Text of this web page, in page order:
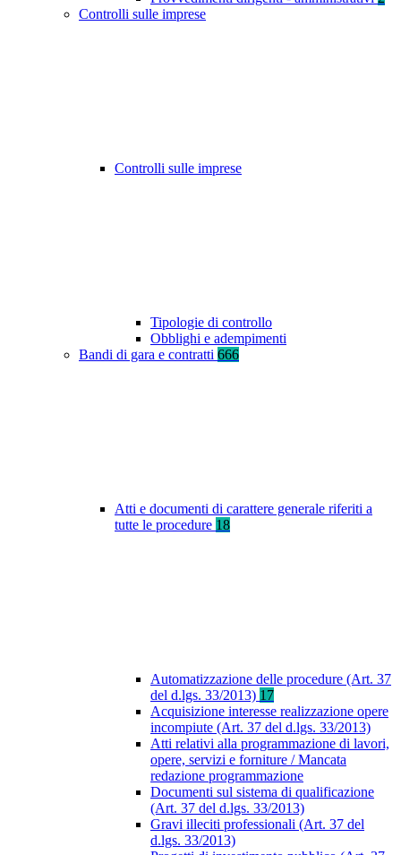
Controlli sulle imprese
Controlli sulle imprese
Tipologie di controllo
Obblighi e adempimenti
Bandi di gara e contratti 666
Atti e documenti di carattere generale riferiti a
tutte le procedure 18
Automatizzazione delle procedure (Art. 37
del d.lgs. 33/2013) 17
Acquisizione interesse realizzazione opere
incompiute (Art. 37 del d.lgs. 33/2013)
Atti relativi alla programmazione di lavori,
opere, servizi e forniture / Mancata
redazione programmazione
Documenti sul sistema di qualificazione
(Art. 37 del d.lgs. 33/2013)
Gravi illeciti professionali (Art. 37 del
d.lgs. 33/2013)